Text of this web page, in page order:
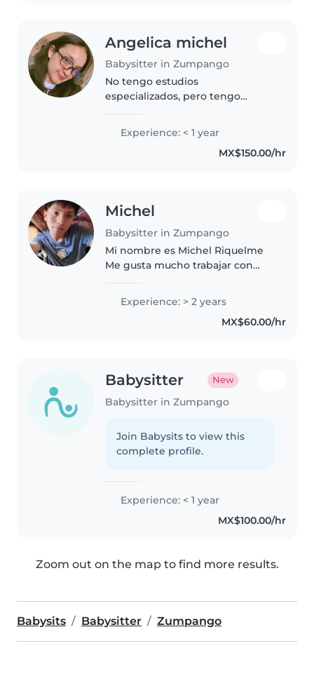
Angelica michel
Babysitter in Zumpango
No tengo estudios
especializados, pero tengo
menores y adultos mayores, he
demostrado adaptarme a cada
uno junto con sus necesidades,
Experience: < 1 year
MX$150.00/hr
Michel
Babysitter in Zumpango
Mi nombre es Michel Riquelme
Me gusta mucho trabajar con
dedique a cuidar a mis sobrinos
y hermanos, de echo llegué a
Experience: > 2 years
MX$60.00/hr
Babysitter New
Babysitter in Zumpango
Join Babysits to view this
complete profile.
Experience: < 1 year
MX$100.00/hr
Zoom out on the map to find more results.
Babysits Babysitter Zumpango